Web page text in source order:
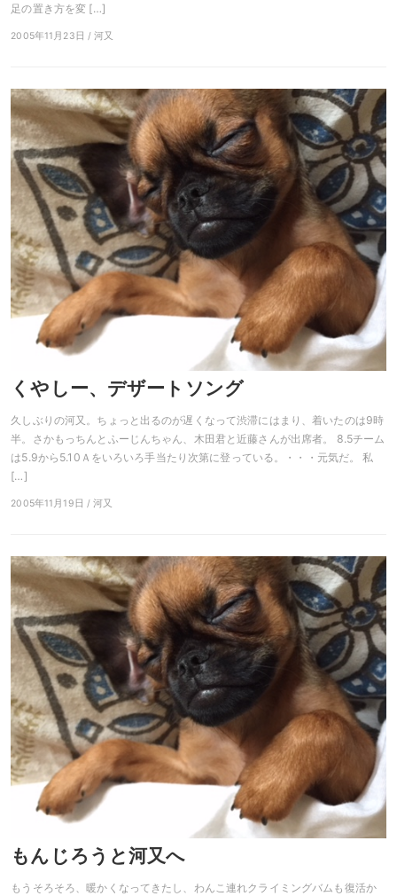
足の置き方を変 […]
2005年11月23日 / 河又
くやしー、デザートソング
久しぶりの河又。ちょっと出るのが遅くなって渋滞にはまり、着いたのは9時
半。さかもっちんとふーじんちゃん、木田君と近藤さんが出席者。 8.5チーム
は5.9から5.10Ａをいろいろ手当たり次第に登っている。・・・元気だ。 私
[…]
2005年11月19日 / 河又
もんじろうと河又へ
もうそろそろ、暖かくなってきたし、わんこ連れクライミングバムも復活か